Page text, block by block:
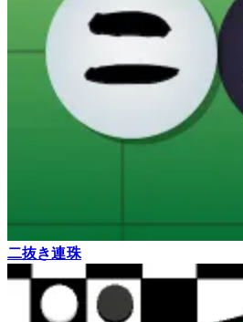
二抜き連珠